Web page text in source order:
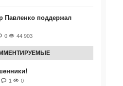
Павленко поддержал
0 44 903
1 0